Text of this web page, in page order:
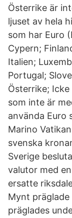
Österrike är
ljuset av hela
som har Euro
Cypern;
Italien;
Portugal;
Österrike;
som inte är
använda Euro
Marino
svenska
Sverige
valutor med
ersatte
Mynt präglade
präglades